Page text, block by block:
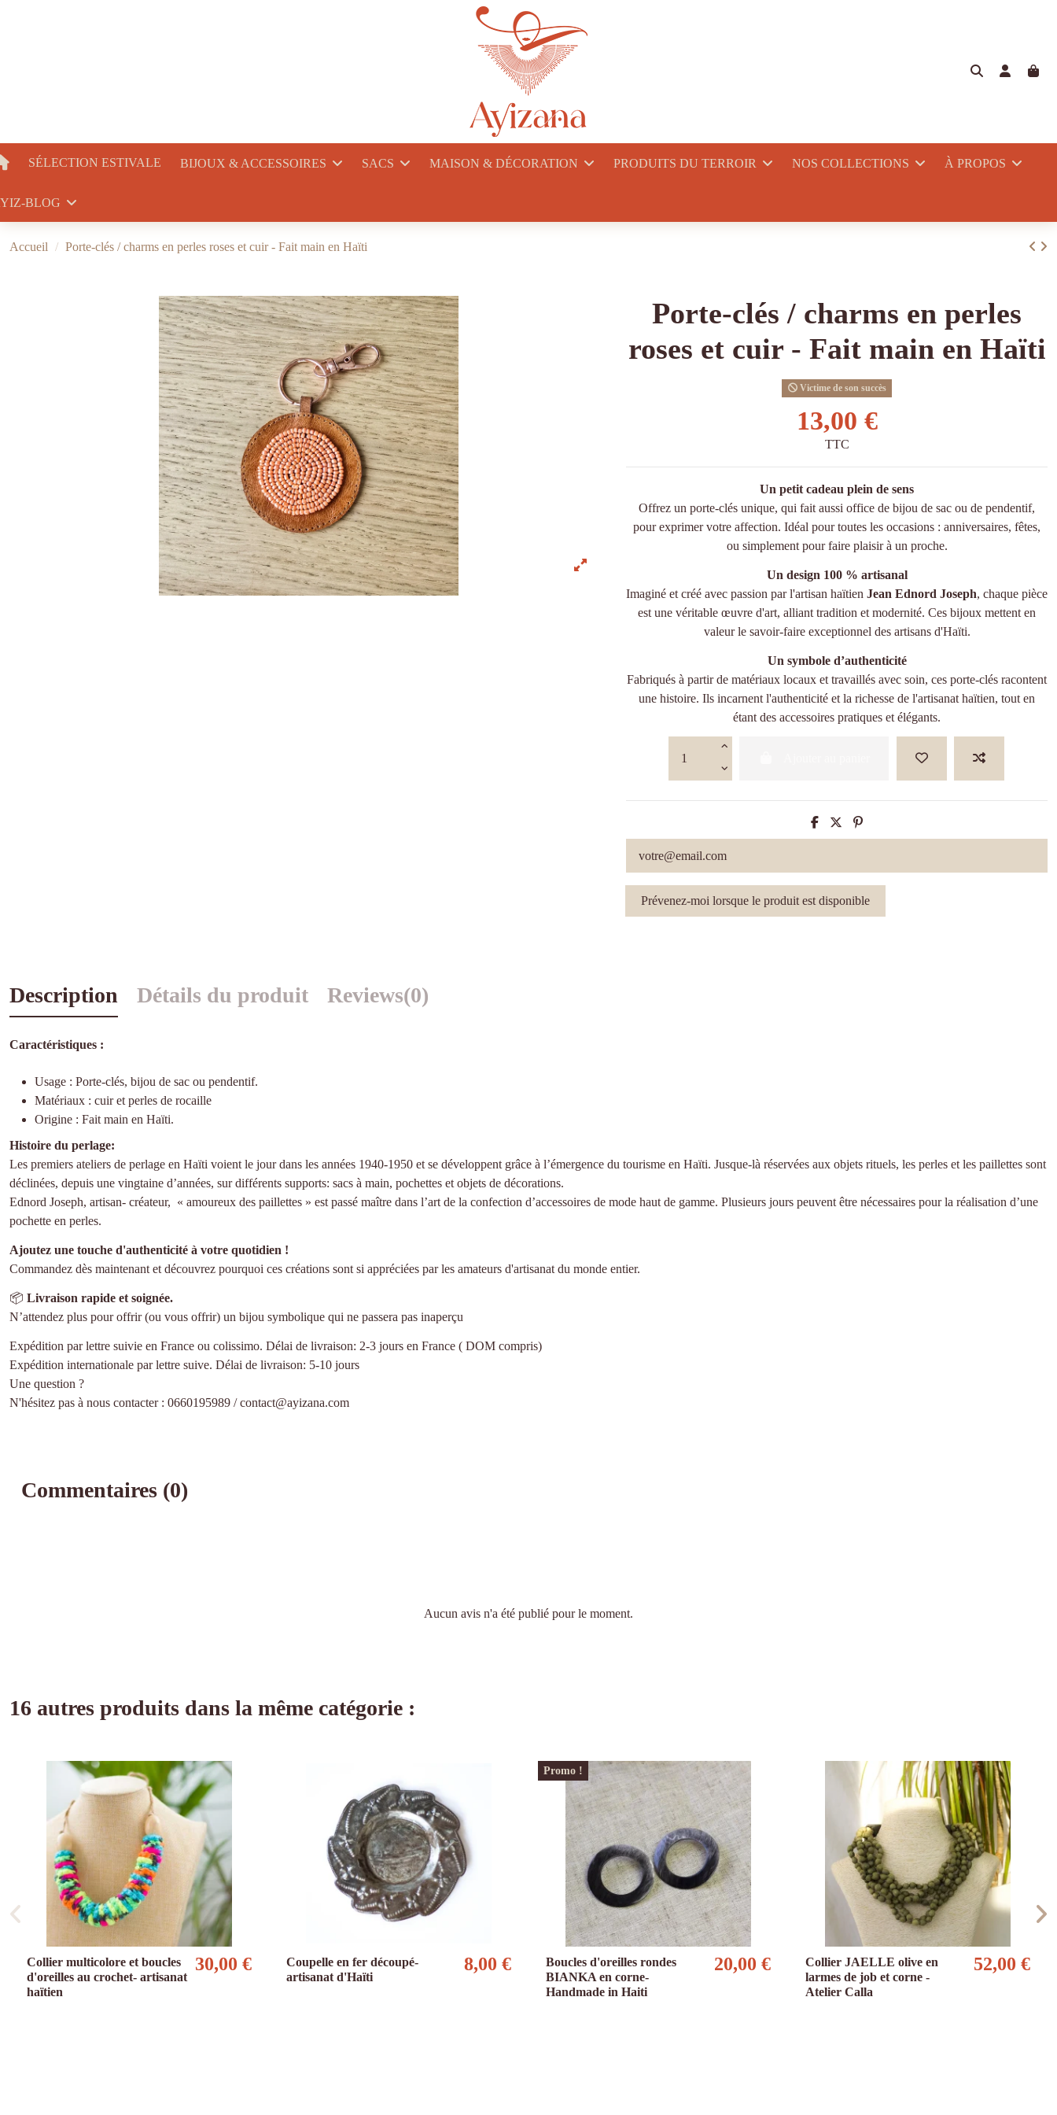
SÉLECTION ESTIVALE BIJOUX & ACCESSOIRES SACS MAISON & DÉCORATION PRODUITS DU TERROIR NOS COLLECTIONS À PROPOS
BLOG
Accueil Porte-clés / charms en perles roses et cuir - Fait main en Haïti
Porte-clés / charms en perles
roses et cuir - Fait main en Haïti
Victime de son succès
13,00 €
TTC
Un petit cadeau plein de sens
Offrez un porte-clés unique, qui fait aussi office de bijou de sac ou de pendentif,
pour exprimer votre affection. Idéal pour toutes les occasions : anniversaires, fêtes,
ou simplement pour faire plaisir à un proche.
Un design 100 % artisanal
Imaginé et créé avec passion par l'artisan haïtien Jean Ednord Joseph, chaque pièce
est une véritable œuvre d'art, alliant tradition et modernité. Ces bijoux mettent en
valeur le savoir-faire exceptionnel des artisans d'Haïti.
Un symbole d’authenticité
Fabriqués à partir de matériaux locaux et travaillés avec soin, ces porte-clés racontent
une histoire. Ils incarnent l'authenticité et la richesse de l'artisanat haïtien, tout en
étant des accessoires pratiques et élégants.
Description Détails du produit Reviews(0)
Caractéristiques :
Usage : Porte-clés, bijou de sac ou pendentif.
Matériaux : cuir et perles de rocaille
Origine : Fait main en Haïti.
Histoire du perlage:
Les premiers ateliers de perlage en Haïti voient le jour dans les années 1940-1950 et se développent grâce à l’émergence du tourisme en Haïti. Jusque-là réservées aux objets rituels, les perles et les paillettes sont
déclinées, depuis une vingtaine d’années, sur différents supports: sacs à main, pochettes et objets de décorations.
Ednord Joseph, artisan- créateur, « amoureux des paillettes » est passé maître dans l’art de la confection d’accessoires de mode haut de gamme. Plusieurs jours peuvent être nécessaires pour la réalisation d’une
pochette en perles.
Ajoutez une touche d'authenticité à votre quotidien !
Commandez dès maintenant et découvrez pourquoi ces créations sont si appréciées par les amateurs d'artisanat du monde entier.
📦 Livraison rapide et soignée.
N’attendez plus pour offrir (ou vous offrir) un bijou symbolique qui ne passera pas inaperçu
Expédition par lettre suivie en France ou colissimo. Délai de livraison: 2-3 jours en France ( DOM compris)
Expédition internationale par lettre suive. Délai de livraison: 5-10 jours
Une question ?
N'hésitez pas à nous contacter : 0660195989 / contact@ayizana.com
Commentaires (0)
Aucun avis n'a été publié pour le moment.
16 autres produits dans la même catégorie :
Collier multicolore et boucles
d'oreilles au crochet- artisanat
haïtien
30,00 €
Coupelle en fer découpé-
artisanat d'Haïti
8,00 €
Promo !
Boucles d'oreilles rondes
BIANKA en corne-
Handmade in Haiti
20,00 €
Collier JAELLE olive en
larmes de job et corne -
Atelier Calla
52,00 €